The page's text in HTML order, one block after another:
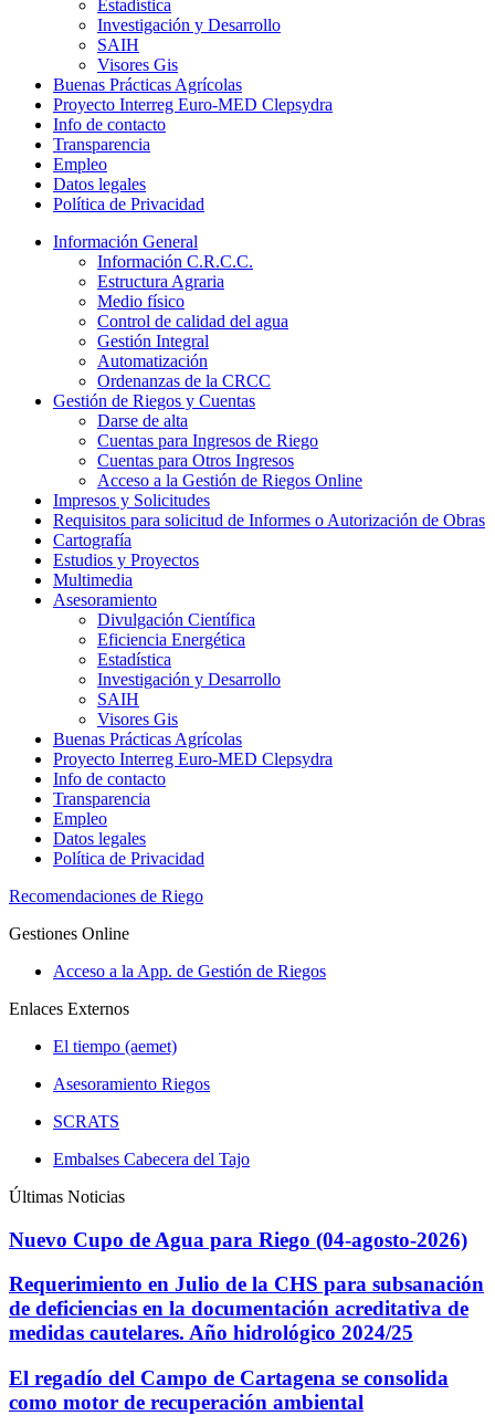
Estadística
Investigación y Desarrollo
SAIH
Visores Gis
Buenas Prácticas Agrícolas
Proyecto Interreg Euro-MED Clepsydra
Info de contacto
Transparencia
Empleo
Datos legales
Política de Privacidad
Información General
Información C.R.C.C.
Estructura Agraria
Medio físico
Control de calidad del agua
Gestión Integral
Automatización
Ordenanzas de la CRCC
Gestión de Riegos y Cuentas
Darse de alta
Cuentas para Ingresos de Riego
Cuentas para Otros Ingresos
Acceso a la Gestión de Riegos Online
Impresos y Solicitudes
Requisitos para solicitud de Informes o Autorización de Obras
Cartografía
Estudios y Proyectos
Multimedia
Asesoramiento
Divulgación Científica
Eficiencia Energética
Estadística
Investigación y Desarrollo
SAIH
Visores Gis
Buenas Prácticas Agrícolas
Proyecto Interreg Euro-MED Clepsydra
Info de contacto
Transparencia
Empleo
Datos legales
Política de Privacidad
Recomendaciones de Riego
Gestiones Online
Acceso a la App. de Gestión de Riegos
Enlaces Externos
El tiempo (aemet)
Asesoramiento Riegos
SCRATS
Embalses Cabecera del Tajo
Últimas Noticias
Nuevo Cupo de Agua para Riego (04-agosto-2026)
Requerimiento en Julio de la CHS para subsanación
de deficiencias en la documentación acreditativa de
medidas cautelares. Año hidrológico 2024/25
El regadío del Campo de Cartagena se consolida
como motor de recuperación ambiental